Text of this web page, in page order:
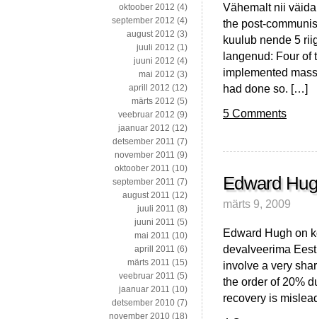
Vähemalt nii
the post-
kuulub nende 5
langenud: Four of
implemented
had done so. […]
5 Comments
Edward
märts 9, 2009
Edward Hugh on
devalveerima
involve a very
the order of 20%
recovery is
oktoober 2012 (4)
september 2012 (4)
august 2012 (3)
juuli 2012 (1)
juuni 2012 (4)
mai 2012 (3)
aprill 2012 (12)
märts 2012 (5)
veebruar 2012 (9)
jaanuar 2012 (12)
detsember 2011 (7)
november 2011 (9)
oktoober 2011 (10)
september 2011 (7)
august 2011 (12)
juuli 2011 (8)
juuni 2011 (5)
mai 2011 (10)
aprill 2011 (6)
märts 2011 (15)
veebruar 2011 (5)
jaanuar 2011 (10)
detsember 2010 (7)
november 2010 (18)